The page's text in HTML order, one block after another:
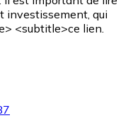
investissement, qui
<subtitle>ce lien.